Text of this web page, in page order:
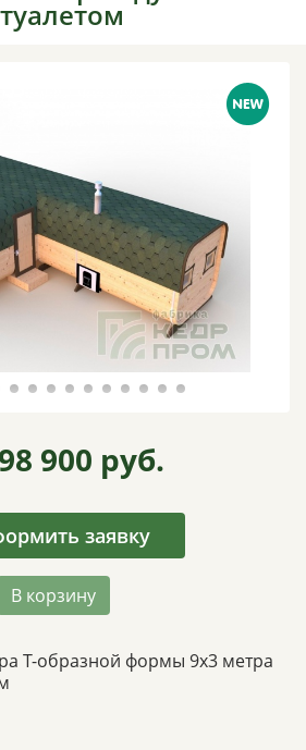
туалетом
900 руб.
заявку
В корзину
Т-образной формы 9х3 метра